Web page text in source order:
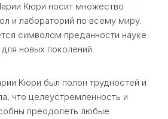
Кюри носит множество
и лабораторий по всему миру.
символом преданности науке
новых поколений.
Кюри был полон трудностей и
что целеустремленность и
преодолеть любые